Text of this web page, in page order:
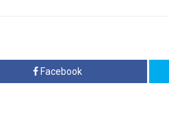
Facebook